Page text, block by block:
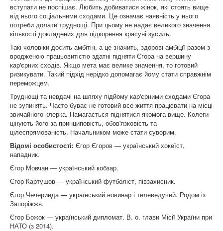
вступати не поспішає. Любить добиватися жінок, які стоять вище
від нього соціальними сходами. Це означає наявність у нього
потреби долати труднощі. При цьому не надає великого значення
кількості докладених для підкорення красуні зусиль.
Такі чоловіки досить амбітні, а це значить, здорові амбіції разом з
вродженою працьовитістю здатні підняти Єгора на вершину
кар'єрних сходів. Якщо мета має велике значення, то готовий
ризикувати. Такий підхід нерідко допомагає йому стати справжнім
переможцем.
Труднощі та невдачі на шляху підйому кар'єрними сходами Єгора
не зупинять. Часто буває не готовий все життя працювати на місці
звичайного клерка. Намагається піднятися якомога вище. Колеги
цінують його за принциповість, обов'язковість та
цілеспрямованість. Начальником може стати суворим.
Відомі особистості: Єгор Єгоров — український хокеїст,
нападник.
Єгор Мовчан — український кобзар.
Єгор Картушов — український футболіст, півзахисник.
Єгор Чечеринда — український новинар і телеведучий. Родом із
Запоріжжя.
Єгор Божок — український дипломат. В. о. глави Місії України при
НАТО (з 2014).